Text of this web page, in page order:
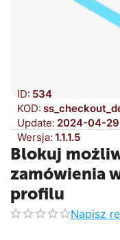
ID: 534
KOD:
Update: 2024-04-29
Wersja: 1.1.1.5
Blokuj
zamówienia
profilu
Napisz